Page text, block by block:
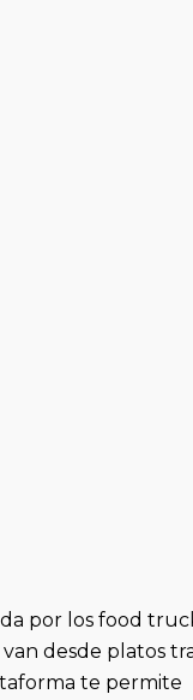
por los food
desde platos
te permite